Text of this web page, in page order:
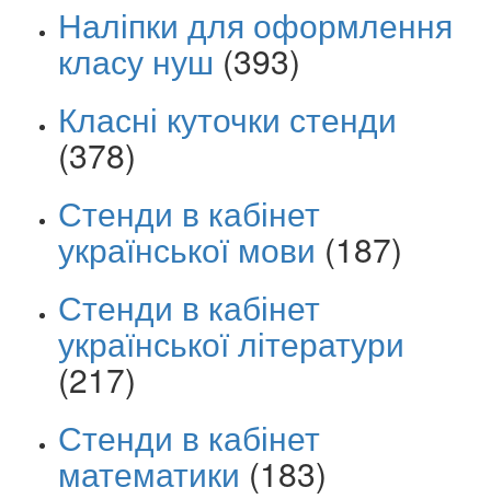
Наліпки для оформлення
класу нуш (393)
Класні куточки стенди
(378)
Стенди в кабінет
української мови (187)
Стенди в кабінет
української літератури
(217)
Стенди в кабінет
математики (183)